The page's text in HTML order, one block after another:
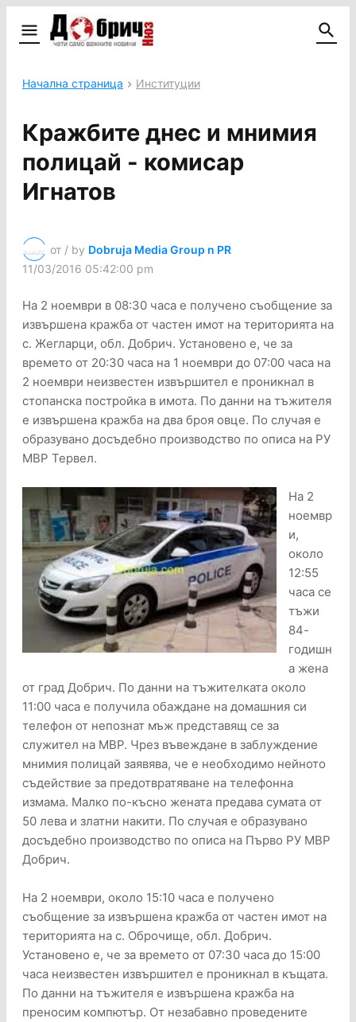
Начална страница Институции
Кражбите днес и мнимия
полицай - комисар
Игнатов
от / by Dobruja Media Group n PR
11/03/2016 05:42:00 pm
На 2 ноември в 08:30 часа е получено съобщение за
извършена кражба от частен имот на територията на
с. Жегларци, обл. Добрич. Установено е, че за
времето от 20:30 часа на 1 ноември до 07:00 часа на
2 ноември неизвестен извършител е проникнал в
стопанска постройка в имота. По данни на тъжителя
е извършена кражба на два броя овце. По случая е
образувано досъдебно производство по описа на РУ
МВР Тервел.
На 2
ноемвр
и,
около
12:55
часа се
тъжи
84-
годишн
а жена
от град Добрич. По данни на тъжителката около
11:00 часа е получила обаждане на домашния си
телефон от непознат мъж представящ се за
служител на МВР. Чрез въвеждане в заблуждение
мнимия полицай заявява, че е необходимо нейното
съдействие за предотвратяване на телефонна
измама. Малко по-късно жената предава сумата от
50 лева и златни накити. По случая е образувано
досъдебно производство по описа на Първо РУ МВР
Добрич.
На 2 ноември, около 15:10 часа е получено
съобщение за извършена кражба от частен имот на
територията на с. Оброчище, обл. Добрич.
Установено е, че за времето от 07:30 часа до 15:00
часа неизвестен извършител е проникнал в къщата.
По данни на тъжителя е извършена кражба на
преносим компютър. От незабавно проведените